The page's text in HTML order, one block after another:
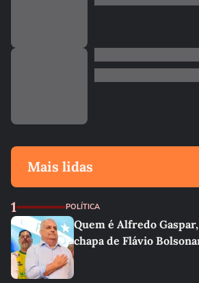
Mais lidas
1 POLÍTICA
Quem é Alfredo
chapa de Flávio